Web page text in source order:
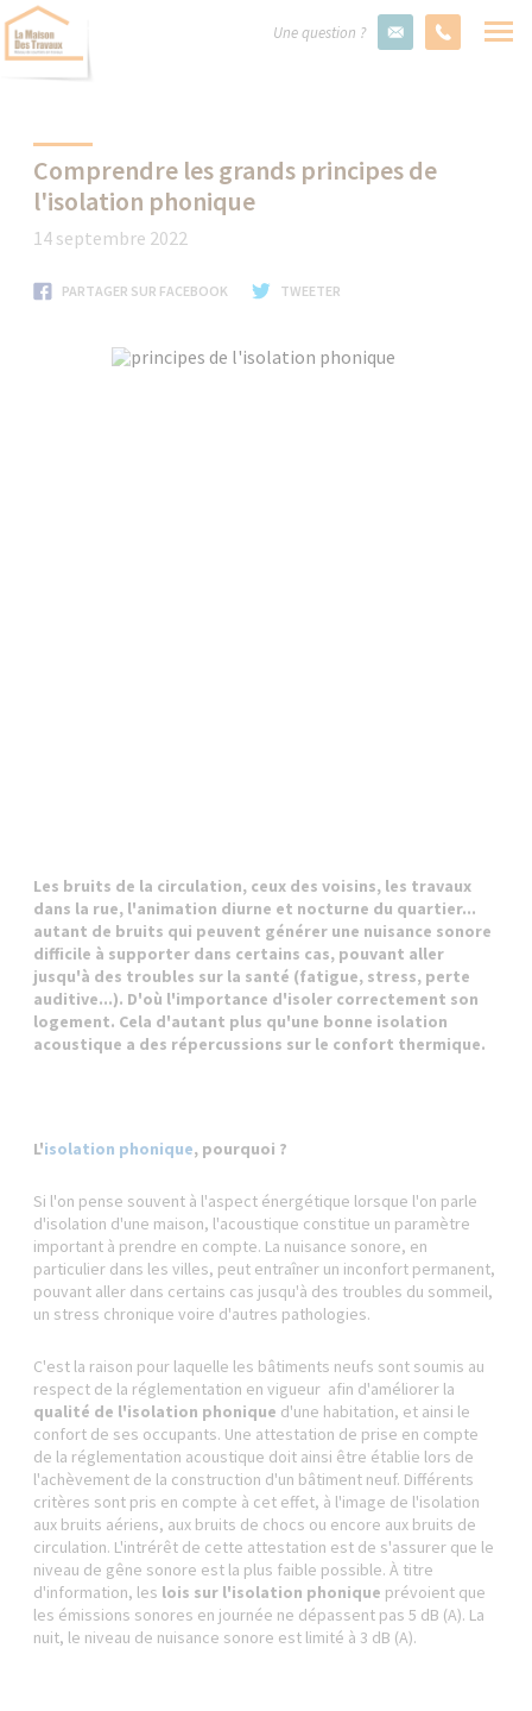
Une question ?
Comprendre les grands principes de
l'isolation phonique
14 septembre 2022
PARTAGER SUR FACEBOOK TWEETER
Les bruits de la circulation, ceux des voisins, les travaux
dans la rue, l'animation diurne et nocturne du quartier...
autant de bruits qui peuvent générer une nuisance sonore
difficile à supporter dans certains cas, pouvant aller
jusqu'à des troubles sur la santé (fatigue, stress, perte
auditive...). D'où l'importance d'isoler correctement son
logement. Cela d'autant plus qu'une bonne isolation
acoustique a des répercussions sur le confort thermique.
L'isolation phonique, pourquoi ?
Si l'on pense souvent à l'aspect énergétique lorsque l'on parle
d'isolation d'une maison, l'acoustique constitue un paramètre
important à prendre en compte. La nuisance sonore, en
particulier dans les villes, peut entraîner un inconfort permanent,
pouvant aller dans certains cas jusqu'à des troubles du sommeil,
un stress chronique voire d'autres pathologies.
C'est la raison pour laquelle les bâtiments neufs sont soumis au
respect de la réglementation en vigueur afin d'améliorer la
qualité de l'isolation phonique d'une habitation, et ainsi le
confort de ses occupants. Une attestation de prise en compte
de la réglementation acoustique doit ainsi être établie lors de
l'achèvement de la construction d'un bâtiment neuf. Différents
critères sont pris en compte à cet effet, à l'image de l'isolation
aux bruits aériens, aux bruits de chocs ou encore aux bruits de
circulation. L'intrérêt de cette attestation est de s'assurer que le
niveau de gêne sonore est la plus faible possible. À titre
d'information, les lois sur l'isolation phonique prévoient que
les émissions sonores en journée ne dépassent pas 5 dB (A). La
nuit, le niveau de nuisance sonore est limité à 3 dB (A).